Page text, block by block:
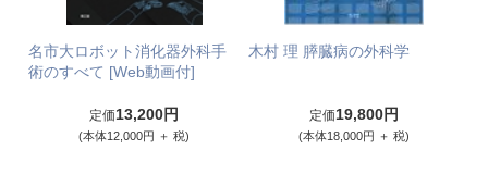
名市大ロボット消化器外科手
術のすべて [Web動画付]
定価13,200円
(本体12,000円 ＋ 税)
木村 理 膵臓病の外科学
定価19,800円
(本体18,000円 ＋ 税)